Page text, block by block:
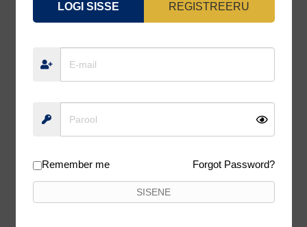
LOGI SISSE REGISTREERU
Remember me Forgot Password?
SISENE